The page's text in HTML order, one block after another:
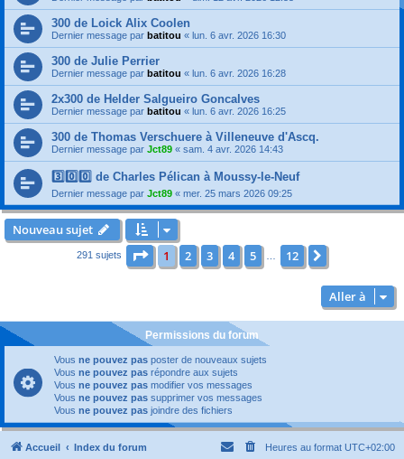
300 de Loick Alix Coolen
Dernier message par batitou « lun. 6 avr. 2026 16:30
300 de Julie Perrier
Dernier message par batitou « lun. 6 avr. 2026 16:28
2x300 de Helder Salgueiro Goncalves
Dernier message par batitou « lun. 6 avr. 2026 16:25
300 de Thomas Verschuere à Villeneuve d'Ascq.
Dernier message par Jct89 « sam. 4 avr. 2026 14:43
3️⃣0️⃣0️⃣ de Charles Pélican à Moussy-le-Neuf
Dernier message par Jct89 « mer. 25 mars 2026 09:25
Nouveau sujet
291 sujets Page sur12
1 2 3 4 5 12
Aller à
Permissions du forum
Vous ne pouvez pas poster de nouveaux sujets
Vous ne pouvez pas répondre aux sujets
Vous ne pouvez pas modifier vos messages
Vous ne pouvez pas supprimer vos messages
Vous ne pouvez pas joindre des fichiers
Accueil Index du forum Heures au format UTC+02:00